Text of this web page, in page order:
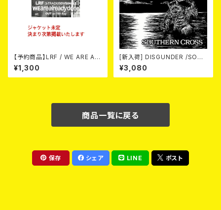
【予約商品】LRF / WE ARE AL
READY DONE (CD) 【8月15日
発売】
¥1,300
[新入荷] DISGUNDER /SOUT
HERN CROSS (CD)
¥3,080
商品一覧に戻る
保存 シェア LINE ポスト